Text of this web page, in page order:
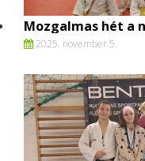
Mozgalmas hét a
2025. november 5.